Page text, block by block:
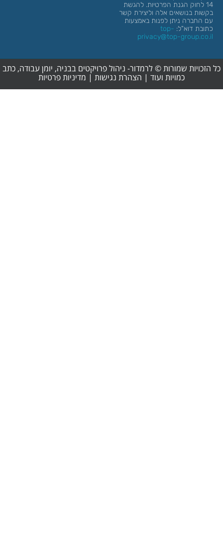
הגנת הפרטיות. להגשת
בנושאים אלה וליצירת קשר
ניתן לפנות באמצעות
דוא"ל:top-
privacy@top-
שמורות © לרמדור- ניהול פרויקטים בבניה, יומן עבודה, כתב
כמויות ועוד |הצהרת נגישות|מדיניות פרטיות